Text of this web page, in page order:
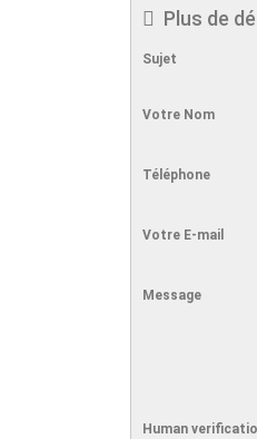
Plus de
Sujet
Votre Nom
Téléphone
Votre E-mail
Message
Human